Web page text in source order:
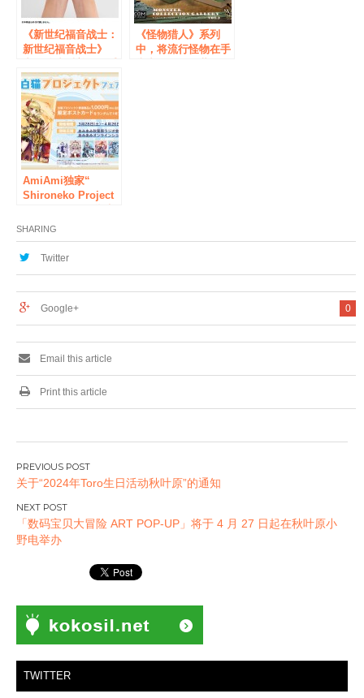
《新世纪福音战士：
新世纪福音战士》
办系列中，“绫波丽”
和“式波·兰格雷明日
香”登场。
《怪物猎人》系列
中，将流行怪物在手
AmiAmi独家“
Shironeko Project
原广播厅和在线商
店！
SHARING
Twitter
0
Google+
Email this article
Print this article
文
章
导
航
关于“2024年Toro生日活动秋叶原”的通知
「数码宝贝大冒险 ART POP-UP」将于 4 月 27 日起在秋叶原小
野电举办
TWITTER